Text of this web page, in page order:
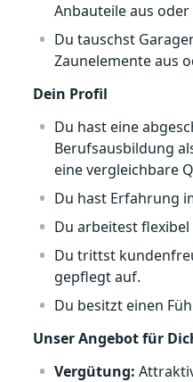
Anbauteile aus
Du tauschst
Zaunelemente aus
Dein Profil
Du hast eine
Berufsausbildung
eine vergleichbare
Du hast Erfahrung
Du arbeitest
Du trittst
gepflegt auf.
Du besitzt einen
Unser Angebot für
Vergütung: